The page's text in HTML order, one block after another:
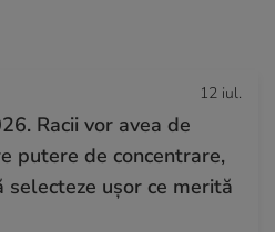
12 iul.
Racii vor avea de
putere de concentrare,
ușor ce merită